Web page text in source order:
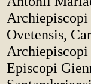
Ovetensis,
Episcopi